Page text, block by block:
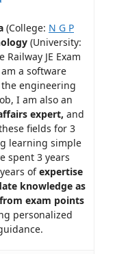
(College: N G P
(University:
JE Exam
a software
engineering
I am also an
expert, and
fields for 3
learning simple
spent 3 years
ofexpertise
knowledge as
exam points
personalized